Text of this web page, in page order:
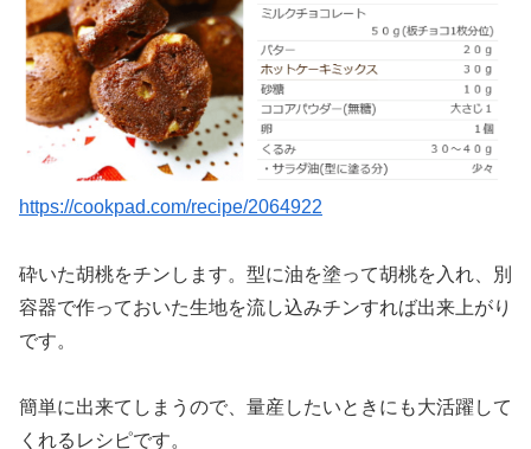
https://cookpad.com/recipe/2064922
砕いた胡桃をチンします。型に油を塗って胡桃を入れ、別
容器で作っておいた生地を流し込みチンすれば出来上がり
です。
簡単に出来てしまうので、量産したいときにも大活躍して
くれるレシピです。